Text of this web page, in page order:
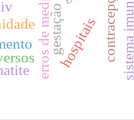
hospitais
gestação contracepção